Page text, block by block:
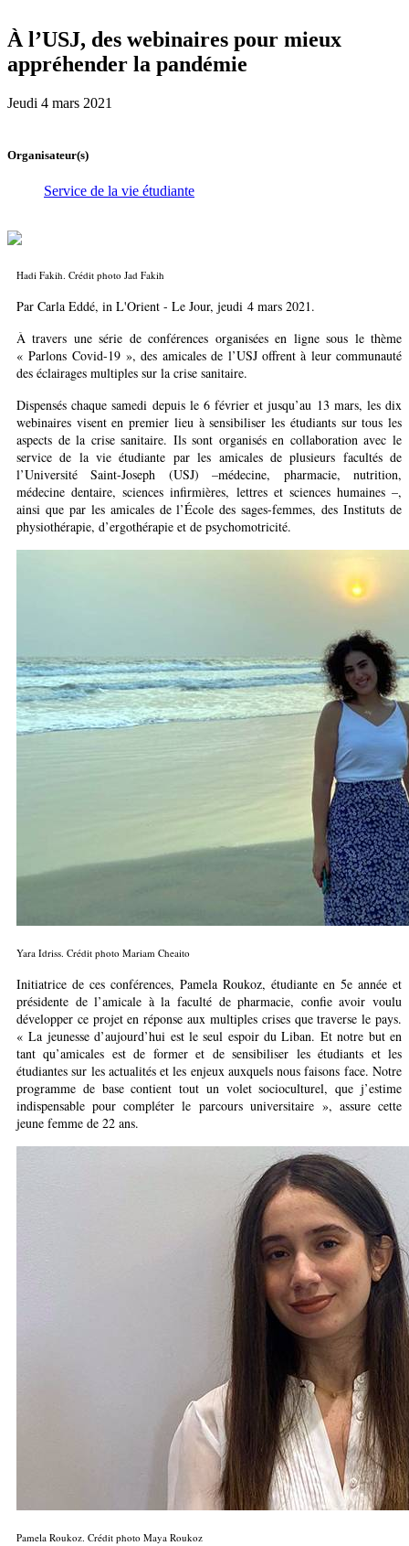
À l’USJ, des webinaires pour mieux
appréhender la pandémie
Jeudi 4 mars 2021
Organisateur(s)
Service de la vie étudiante
Hadi Fakih. Crédit photo Jad Fakih
Par Carla Eddé, in L'Orient - Le Jour, jeudi 4 mars 2021.
À travers une série de conférences organisées en ligne sous le thème
« Parlons Covid-19 », des amicales de l’USJ offrent à leur communauté
des éclairages multiples sur la crise sanitaire.
Dispensés chaque samedi depuis le 6 février et jusqu’au 13 mars, les dix
webinaires visent en premier lieu à sensibiliser les étudiants sur tous les
aspects de la crise sanitaire. Ils sont organisés en collaboration avec le
service de la vie étudiante par les amicales de plusieurs facultés de
l’Université Saint-Joseph (USJ) –médecine, pharmacie, nutrition,
médecine dentaire, sciences infirmières, lettres et sciences humaines –,
ainsi que par les amicales de l’École des sages-femmes, des Instituts de
physiothérapie, d’ergothérapie et de psychomotricité.
Yara Idriss. Crédit photo Mariam Cheaito
Initiatrice de ces conférences, Pamela Roukoz, étudiante en 5e année et
présidente de l’amicale à la faculté de pharmacie, confie avoir voulu
développer ce projet en réponse aux multiples crises que traverse le pays.
« La jeunesse d’aujourd’hui est le seul espoir du Liban. Et notre but en
tant qu’amicales est de former et de sensibiliser les étudiants et les
étudiantes sur les actualités et les enjeux auxquels nous faisons face. Notre
programme de base contient tout un volet socioculturel, que j’estime
indispensable pour compléter le parcours universitaire », assure cette
jeune femme de 22 ans.
Pamela Roukoz. Crédit photo Maya Roukoz